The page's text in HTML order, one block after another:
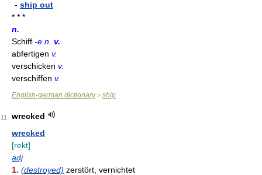
- ship out
* * *
n.
Schiff -e n. v.
abfertigen v.
verschicken v.
verschiffen v.
English-german dictionary> ship
11
wrecked
wrecked
[rekt]
adj
1. (destroyed) zerstört, vernichtet